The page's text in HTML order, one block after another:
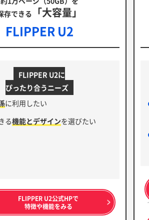
存できる
「大容量」
FLIPPER U2
FLIPPER U2に
ぴったり合うニーズ
に利用したい
る機能とデザインを選びたい
FLIPPER U2公式HPで
特徴や機能をみる